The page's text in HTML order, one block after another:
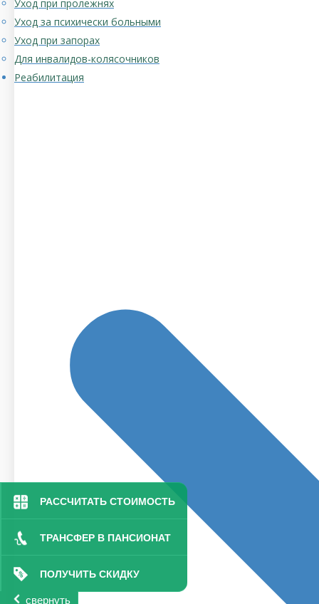
РАССЧИТАТЬ СТОИМОСТЬ
ТРАНСФЕР В ПАНСИОНАТ
ПОЛУЧИТЬ СКИДКУ
свернуть
Уход при пролежнях
Уход за психически больными
Уход при запорах
Для инвалидов-колясочников
Реабилитация